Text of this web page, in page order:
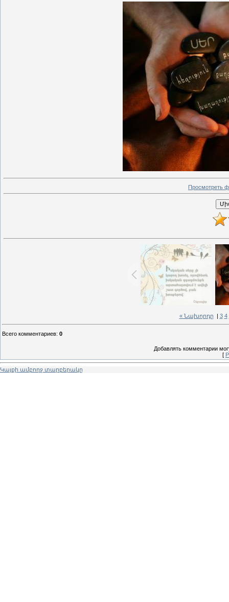
Просмотреть
« Նախորդը 3 4
Всего комментариев: 0
Добавлять комментарии
[
Կայքի ամբողջ տարբերակը